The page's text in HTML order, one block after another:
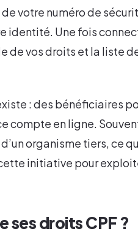
votre numéro de
identité. Une fois
de vos droits et la liste
: des bénéficiaires
compte en ligne.
organisme tiers, ce
initiative pour
ses droits CPF ?